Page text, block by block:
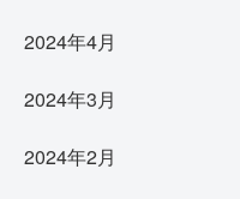
2024年4月
2024年3月
2024年2月